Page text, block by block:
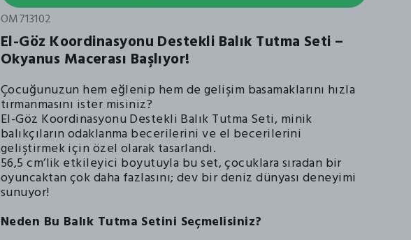
OM713102
El-Göz Koordinasyonu Destekli Balık Tutma Seti –
Okyanus Macerası Başlıyor!
Çocuğunuzun hem eğlenip hem de gelişim basamaklarını hızla
tırmanmasını ister misiniz?
El-Göz Koordinasyonu Destekli Balık Tutma Seti, minik
balıkçıların odaklanma becerilerini ve el becerilerini
geliştirmek için özel olarak tasarlandı.
56,5 cm’lik etkileyici boyutuyla bu set, çocuklara sıradan bir
oyuncaktan çok daha fazlasını; dev bir deniz dünyası deneyimi
sunuyor!
Neden Bu Balık Tutma Setini Seçmelisiniz?